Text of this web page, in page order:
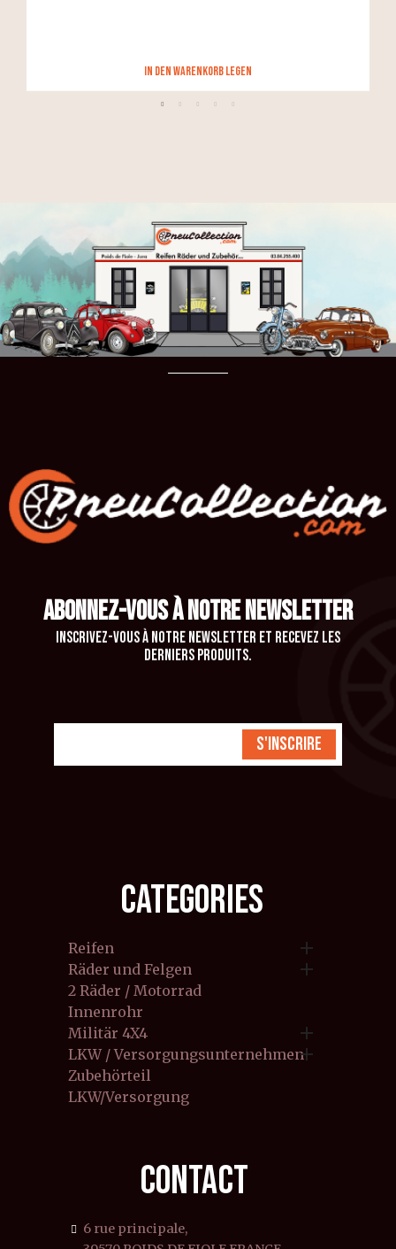
in den Warenkorb legen
ABONNEZ-VOUS À NOTRE NEWSLETTER
Inscrivez-vous à notre newsletter et recevez les
derniers produits.
S'inscrire
CATEGORIES
Reifen 
Räder und Felgen 
2 Räder / Motorrad
Innenrohr
Militär 4X4

LKW / Versorgungsunternehmen
Zubehörteil
LKW/Versorgung
CONTACT
6 rue principale,